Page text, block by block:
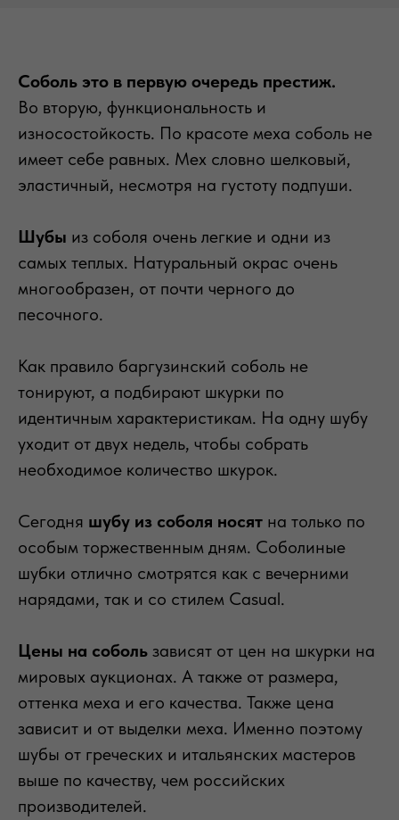
Соболь это в первую очередь престиж.
Во вторую, функциональность и
износостойкость. По красоте меха соболь не
имеет себе равных. Мех словно шелковый,
эластичный, несмотря на густоту подпуши.
Шубы из соболя очень легкие и одни из
самых теплых. Натуральный окрас очень
многообразен, от почти черного до
песочного.
Как правило баргузинский соболь не
тонируют, а подбирают шкурки по
идентичным характеристикам. На одну шубу
уходит от двух недель, чтобы собрать
необходимое количество шкурок.
Сегодня шубу из соболя носят на только по
особым торжественным дням. Соболиные
шубки отлично смотрятся как с вечерними
нарядами, так и со стилем Casual.
Цены на соболь зависят от цен на шкурки на
мировых аукционах. А также от размера,
оттенка меха и его качества. Также цена
зависит и от выделки меха. Именно поэтому
шубы от греческих и итальянских мастеров
выше по качеству, чем российских
производителей.